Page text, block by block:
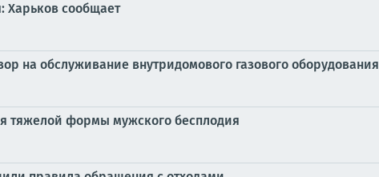
Харьков сообщает
на обслуживание внутридомового газового оборудования
тяжелой формы мужского бесплодия